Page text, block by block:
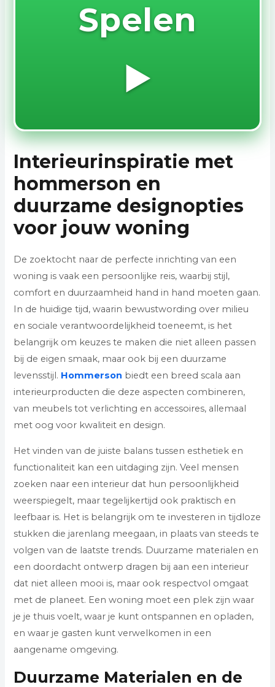
Spelen
▶️
Interieurinspiratie met
hommerson en
duurzame designopties
voor jouw woning
De zoektocht naar de perfecte inrichting van een
woning is vaak een persoonlijke reis, waarbij stijl,
comfort en duurzaamheid hand in hand moeten gaan.
In de huidige tijd, waarin bewustwording over milieu
en sociale verantwoordelijkheid toeneemt, is het
belangrijk om keuzes te maken die niet alleen passen
bij de eigen smaak, maar ook bij een duurzame
levensstijl. Hommerson biedt een breed scala aan
interieurproducten die deze aspecten combineren,
van meubels tot verlichting en accessoires, allemaal
met oog voor kwaliteit en design.
Het vinden van de juiste balans tussen esthetiek en
functionaliteit kan een uitdaging zijn. Veel mensen
zoeken naar een interieur dat hun persoonlijkheid
weerspiegelt, maar tegelijkertijd ook praktisch en
leefbaar is. Het is belangrijk om te investeren in tijdloze
stukken die jarenlang meegaan, in plaats van steeds te
volgen van de laatste trends. Duurzame materialen en
een doordacht ontwerp dragen bij aan een interieur
dat niet alleen mooi is, maar ook respectvol omgaat
met de planeet. Een woning moet een plek zijn waar
je je thuis voelt, waar je kunt ontspannen en opladen,
en waar je gasten kunt verwelkomen in een
aangename omgeving.
Duurzame Materialen en de